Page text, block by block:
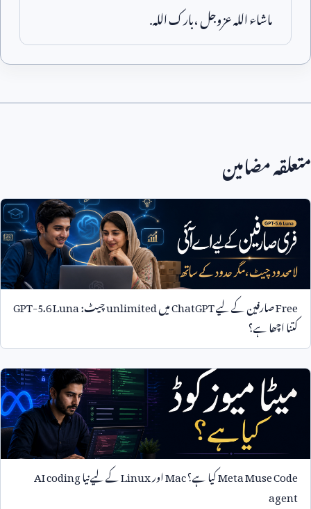
ماشاء اللہ عزوجل ،بارک اللہ.
متعلقہ مضامین
Freeصارفین کے لیےChatGPTمیںunlimitedچیٹ:GPT-5.6 Luna
کتنا اچھا ہے؟
Meta Muse Codeکیا ہے؟MacاورLinuxکے لیے نیاAI coding
agent